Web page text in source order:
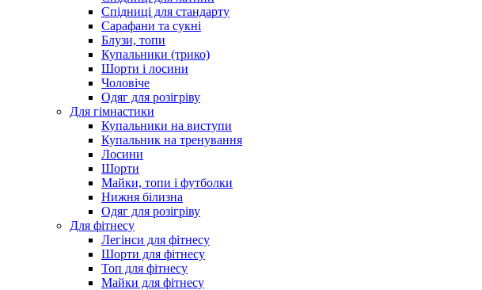
Спідниці для стандарту
Сарафани та сукні
Блузи, топи
Купальники (трико)
Шорти і лосини
Чоловіче
Одяг для розігріву
Для гімнастики
Купальники на виступи
Купальник на тренування
Лосини
Шорти
Майки, топи і футболки
Нижня білизна
Одяг для розігріву
Для фітнесу
Легінси для фітнесу
Шорти для фітнесу
Топ для фітнесу
Майки для фітнесу